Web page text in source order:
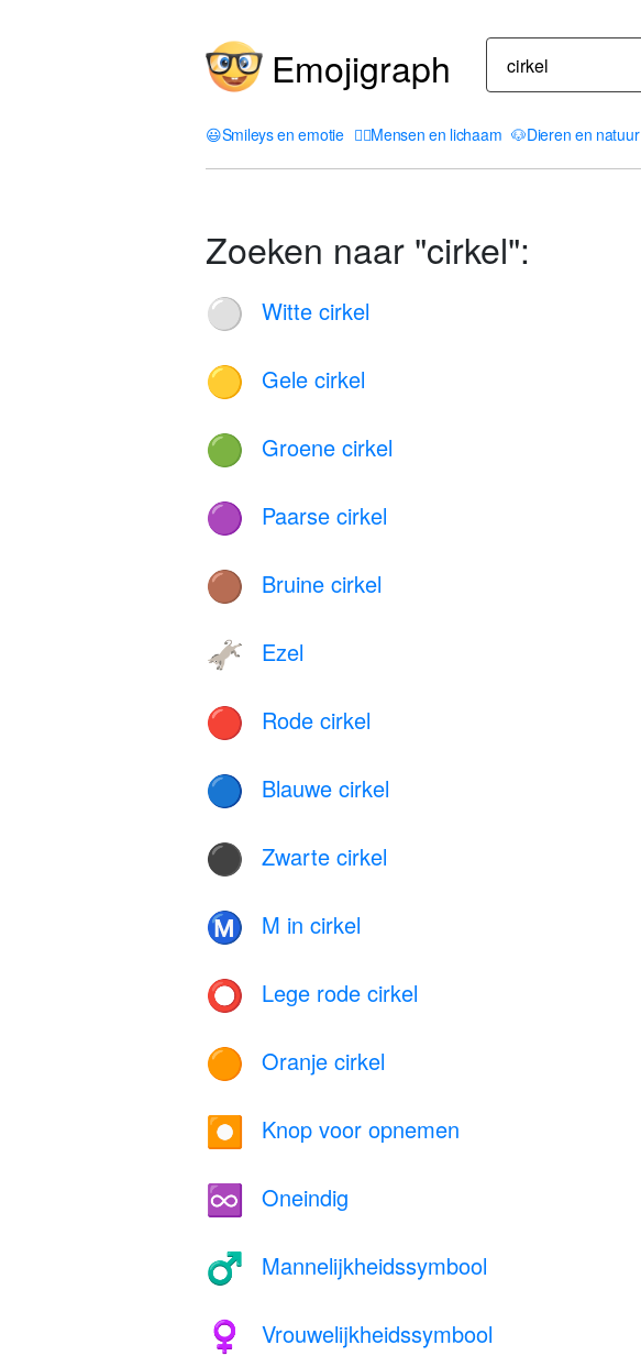
Emojigraph
😃Smileys en emotie 🤦‍♀️Mensen en lichaam 🐶Dieren en natuur
Zoeken naar "cirkel":
⚪ Witte cirkel
🟡 Gele cirkel
🟢 Groene cirkel
🟣 Paarse cirkel
🟤 Bruine cirkel
🫏 Ezel
🔴 Rode cirkel
🔵 Blauwe cirkel
⚫ Zwarte cirkel
Ⓜ️ M in cirkel
⭕ Lege rode cirkel
🟠 Oranje cirkel
⏺️ Knop voor opnemen
♾️ Oneindig
♂️ Mannelijkheidssymbool
♀️ Vrouwelijkheidssymbool